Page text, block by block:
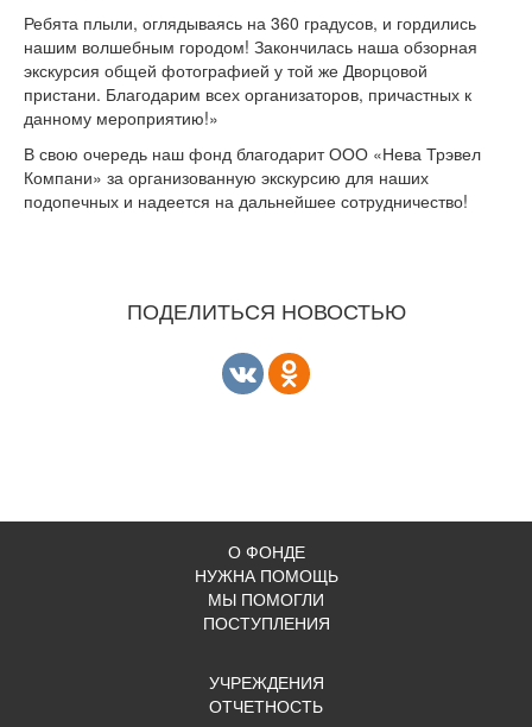
Ребята плыли, оглядываясь на 360 градусов, и гордились
нашим волшебным городом! Закончилась наша обзорная
экскурсия общей фотографией у той же Дворцовой
пристани. Благодарим всех организаторов, причастных к
данному мероприятию!»
В свою очередь наш фонд благодарит ООО «Нева Трэвел
Компани» за организованную экскурсию для наших
подопечных и надеется на дальнейшее сотрудничество!
ПОДЕЛИТЬСЯ НОВОСТЬЮ
О ФОНДЕ
НУЖНА ПОМОЩЬ
МЫ ПОМОГЛИ
ПОСТУПЛЕНИЯ
УЧРЕЖДЕНИЯ
ОТЧЕТНОСТЬ